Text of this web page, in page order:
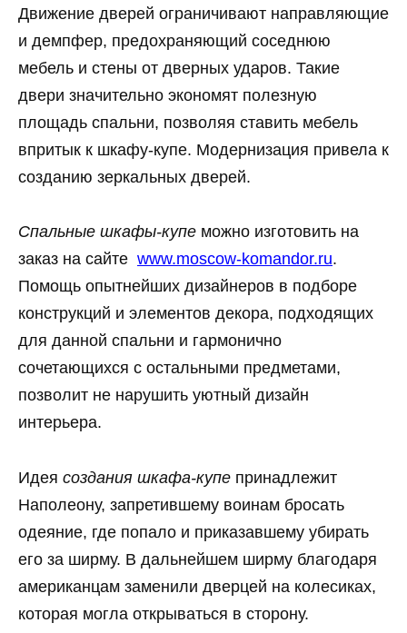
Движение дверей ограничивают направляющие
и демпфер, предохраняющий соседнюю
мебель и стены от дверных ударов. Такие
двери значительно экономят полезную
площадь спальни, позволяя ставить мебель
впритык к шкафу-купе. Модернизация привела к
созданию зеркальных дверей.
Спальные шкафы-купе можно изготовить на
заказ на сайте www.moscow-komandor.ru.
Помощь опытнейших дизайнеров в подборе
конструкций и элементов декора, подходящих
для данной спальни и гармонично
сочетающихся с остальными предметами,
позволит не нарушить уютный дизайн
интерьера.
Идея создания шкафа-купе принадлежит
Наполеону, запретившему воинам бросать
одеяние, где попало и приказавшему убирать
его за ширму. В дальнейшем ширму благодаря
американцам заменили дверцей на колесиках,
которая могла открываться в сторону.